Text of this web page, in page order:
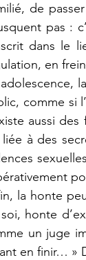
de
pas :
dans le
en
comme si
aussi
liée à des
la honte
honte
un juge
en finir… »